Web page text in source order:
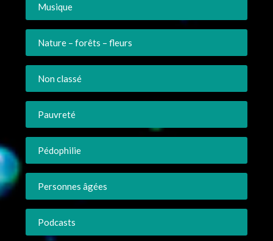
Musique
Nature – forêts – fleurs
Non classé
Pauvreté
Pédophilie
Personnes âgées
Podcasts